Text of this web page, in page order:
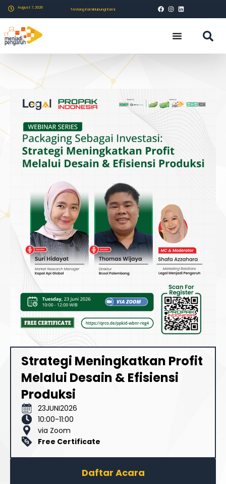
August 7, 2026 Tentang KamiHubungi Kami
Strategi Meningkatkan Profit
Melalui Desain & Efisiensi
Produksi
23JUNI2026
10:00-11:00
via Zoom
Free Certificate
Daftar Acara